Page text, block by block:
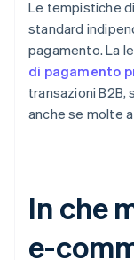
Le tempistiche
standard
pagamento. La
di pagamento
transazioni B2B,
anche se molte
In che
e-